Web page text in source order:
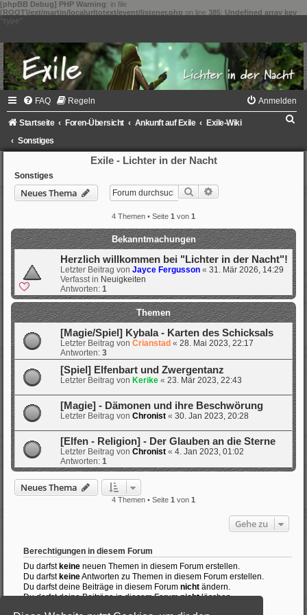
[phpBB Debug] PHP Warning: in file
[ROOT]/ext/martin/localurltotext/event/listener.php on line 385: Undefined array key
FAQ Regeln Anmelden
Startseite Foren-Übersicht Ankunft auf Exile
Exile-Wiki
Sonstiges
Exile - Lichter in der Nacht
Sonstiges
Neues Thema Suche
4 Themen • Seite 1 von 1
Bekanntmachungen
Herzlich willkommen bei "Lichter in der Nacht"!
Letzter Beitrag von Jayce Fergusson « 31. Mär 2026, 14:29
Verfasst in Neuigkeiten
Antworten: 1
Themen
[Magie/Spiel] Kybala - Karten des Schicksals
Letzter Beitrag von Crianstad « 28. Mai 2023, 22:17
Antworten: 3
[Spiel] Elfenbart und Zwergentanz
Letzter Beitrag von Kerike « 23. Mär 2023, 22:43
[Magie] - Dämonen und ihre Beschwörung
Letzter Beitrag von Chronist « 30. Jan 2023, 20:28
[Elfen - Religion] - Der Glauben an die Sterne
Letzter Beitrag von Chronist « 4. Jan 2023, 01:02
Antworten: 1
Neues Thema
4 Themen • Seite 1 von 1
Gehe zu
Berechtigungen in diesem Forum
Du darfst keine neuen Themen in diesem Forum erstellen.
Du darfst keineAntworten zu Themen in diesem Forum erstellen.
Du darfst deine Beiträge in diesem Forum nicht ändern.
Du darfst deine Beiträge in diesem Forumnichtlöschen.